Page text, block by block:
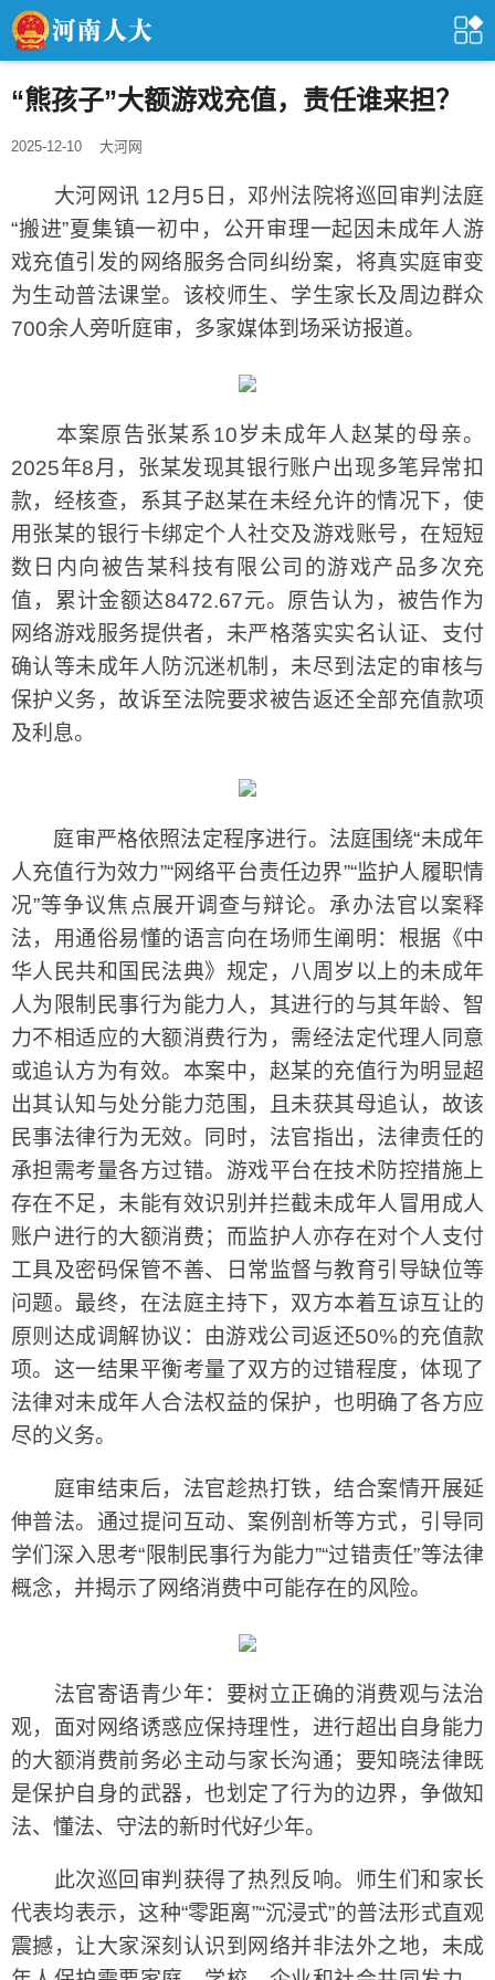
“熊孩子”大额游戏充值，责任谁来担？
2025-12-10 大河网
大河网讯 12月5日，邓州法院将巡回审判法庭
“搬进”夏集镇一初中，公开审理一起因未成年人游
戏充值引发的网络服务合同纠纷案，将真实庭审变
为生动普法课堂。该校师生、学生家长及周边群众
700余人旁听庭审，多家媒体到场采访报道。
本案原告张某系10岁未成年人赵某的母亲。
2025年8月，张某发现其银行账户出现多笔异常扣
款，经核查，系其子赵某在未经允许的情况下，使
用张某的银行卡绑定个人社交及游戏账号，在短短
数日内向被告某科技有限公司的游戏产品多次充
值，累计金额达8472.67元。原告认为，被告作为
网络游戏服务提供者，未严格落实实名认证、支付
确认等未成年人防沉迷机制，未尽到法定的审核与
保护义务，故诉至法院要求被告返还全部充值款项
及利息。
庭审严格依照法定程序进行。法庭围绕“未成年
人充值行为效力”“网络平台责任边界”“监护人履职情
况”等争议焦点展开调查与辩论。承办法官以案释
法，用通俗易懂的语言向在场师生阐明：根据《中
华人民共和国民法典》规定，八周岁以上的未成年
人为限制民事行为能力人，其进行的与其年龄、智
力不相适应的大额消费行为，需经法定代理人同意
或追认方为有效。本案中，赵某的充值行为明显超
出其认知与处分能力范围，且未获其母追认，故该
民事法律行为无效。同时，法官指出，法律责任的
承担需考量各方过错。游戏平台在技术防控措施上
存在不足，未能有效识别并拦截未成年人冒用成人
账户进行的大额消费；而监护人亦存在对个人支付
工具及密码保管不善、日常监督与教育引导缺位等
问题。最终，在法庭主持下，双方本着互谅互让的
原则达成调解协议：由游戏公司返还50%的充值款
项。这一结果平衡考量了双方的过错程度，体现了
法律对未成年人合法权益的保护，也明确了各方应
尽的义务。
庭审结束后，法官趁热打铁，结合案情开展延
伸普法。通过提问互动、案例剖析等方式，引导同
学们深入思考“限制民事行为能力”“过错责任”等法律
概念，并揭示了网络消费中可能存在的风险。
法官寄语青少年：要树立正确的消费观与法治
观，面对网络诱惑应保持理性，进行超出自身能力
的大额消费前务必主动与家长沟通；要知晓法律既
是保护自身的武器，也划定了行为的边界，争做知
法、懂法、守法的新时代好少年。
此次巡回审判获得了热烈反响。师生们和家长
代表均表示，这种“零距离”“沉浸式”的普法形式直观
震撼，让大家深刻认识到网络并非法外之地，未成